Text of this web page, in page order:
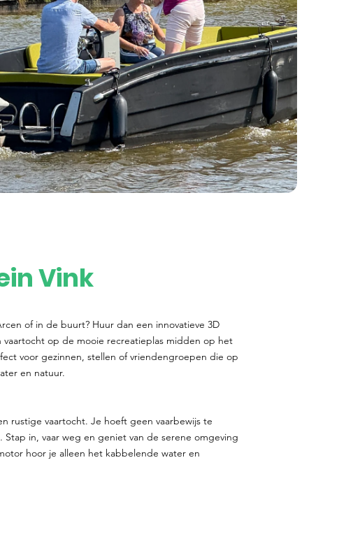
Vink
of in de buurt? Huur dan een innovatieve 3D
op de mooie recreatieplas midden op het
voor gezinnen, stellen of vriendengroepen die op
en natuur.
rustige vaartocht. Je hoeft geen vaarbewijs te
in, vaar weg en geniet van de serene omgeving
hoor je alleen het kabbelende water en